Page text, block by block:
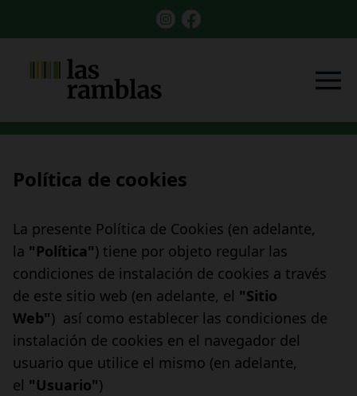
Política de cookies
La presente Política de Cookies (en adelante,
la "Política") tiene por objeto regular las
condiciones de instalación de cookies a través
de este sitio web (en adelante, el "Sitio
Web") así como establecer las condiciones de
instalación de cookies en el navegador del
usuario que utilice el mismo (en adelante,
el "Usuario")